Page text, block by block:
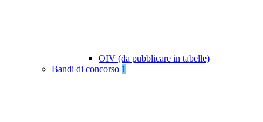
OIV (da pubblicare in tabelle)
Bandi di concorso 1